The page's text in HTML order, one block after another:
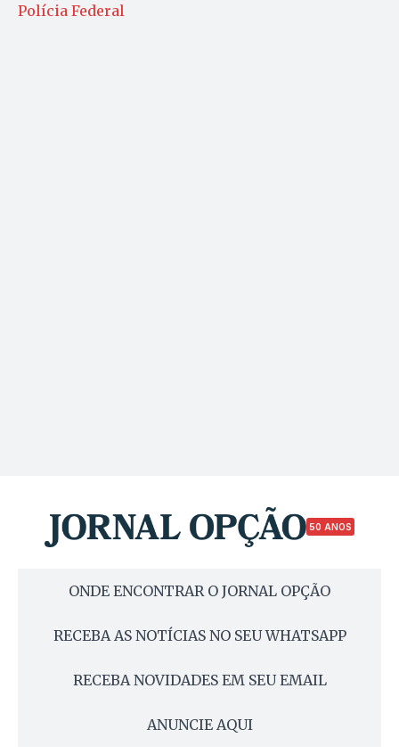
Polícia Federal
50 ANOS
ONDE ENCONTRAR O JORNAL OPÇÃO
RECEBA AS NOTÍCIAS NO SEU WHATSAPP
RECEBA NOVIDADES EM SEU EMAIL
ANUNCIE AQUI